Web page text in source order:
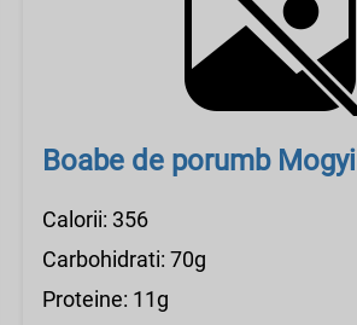
Boabe de porumb Mogyi
Calorii: 356
Carbohidrati: 70g
Proteine: 11g